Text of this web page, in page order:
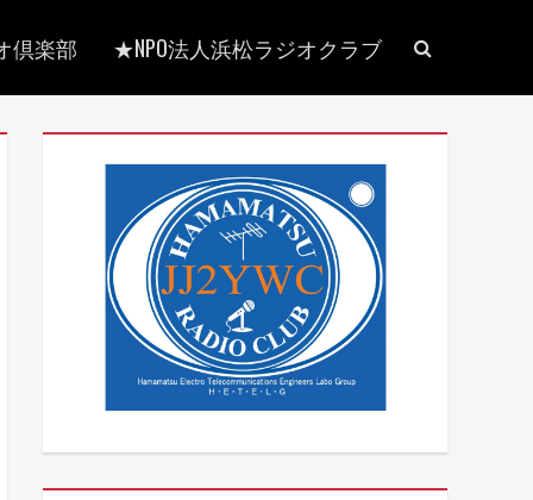
倶楽部 ★NPO法人浜松ラジオクラブ
索